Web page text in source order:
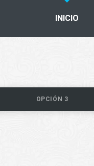
INICIO
OPCIÓN 3